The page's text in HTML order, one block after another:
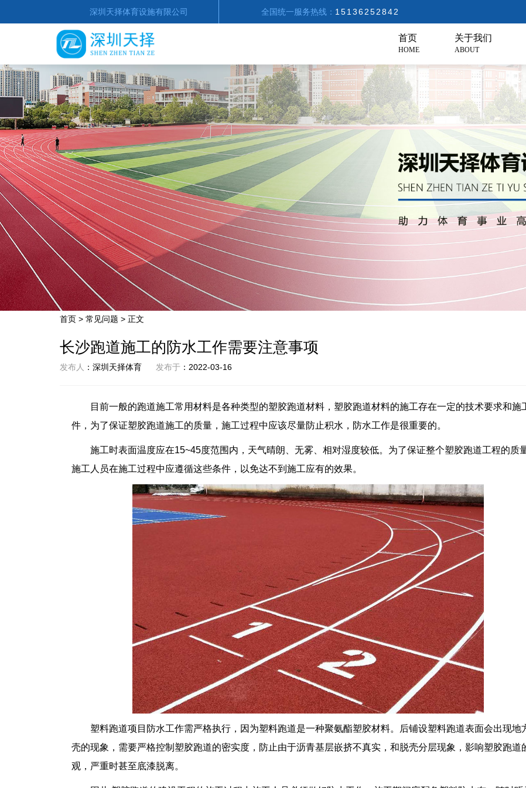
深圳天择体育设施有限公司 全国统一服务热线： 15136252842
首页
HOME
关于我们
ABOUT
首页 > 常见问题 > 正文
长沙跑道施工的防水工作需要注意事项
发布人 ：深圳天择体育 发布于 ：2022-03-16
目前一般的跑道施工常用材料是各种类型的塑胶跑道材料，塑胶跑道材料的施工存在一定的技术要求和施
件，为了保证塑胶跑道施工的质量，施工过程中应该尽量防止积水，防水工作是很重要的。
施工时表面温度应在15~45度范围内，天气晴朗、无雾、相对湿度较低。为了保证整个塑胶跑道工程的质
施工人员在施工过程中应遵循这些条件，以免达不到施工应有的效果。
塑料跑道项目防水工作需严格执行，因为塑料跑道是一种聚氨酯塑胶材料。后铺设塑料跑道表面会出现地
壳的现象，需要严格控制塑胶跑道的密实度，防止由于沥青基层嵌挤不真实，和脱壳分层现象，影响塑胶跑道
观，严重时甚至底漆脱离。